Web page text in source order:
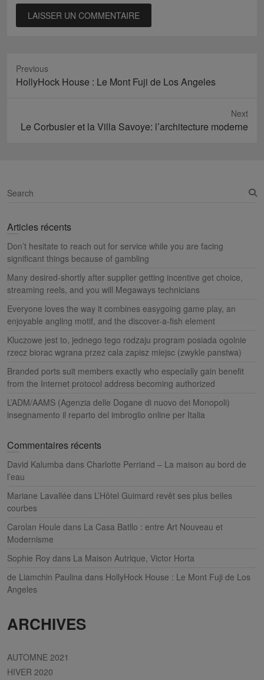
Previous
Previous
HollyHock House : Le Mont Fuji de Los Angeles
Next
Next
Le Corbusier et la Villa Savoye: l’architecture moderne
S
r
h
Articles récents
Don’t hesitate to reach out for service while you are facing
significant things because of gambling
Many desired-shortly after supplier getting incentive get choice,
streaming reels, and you will Megaways technicians
Everyone loves the way it combines easygoing game play, an
enjoyable angling motif, and the discover-a-fish element
Kluczowe jest to, jednego tego rodzaju program posiada ogolnie
rzecz biorac wgrana przez cala zapisz miejsc (zwykle panstwa)
Branded ports suit members exactly who especially gain benefit
from the Internet protocol address becoming authorized
L’ADM/AAMS (Agenzia delle Dogane di nuovo dei Monopoli)
insegnamento il reparto del imbroglio online per Italia
Commentaires récents
David Kalumba dans Charlotte Perriand – La maison au bord de
l’eau
Mariane Lavallée dans L’Hôtel Guimard revêt ses plus belles
courbes
Carolan Houle dans La Casa Batllo : entre Art Nouveau et
Modernisme
Sophie Roy dans La Maison Autrique, Victor Horta
de Liamchin Paulina dans HollyHock House : Le Mont Fuji de Los
Angeles
ARCHIVES
AUTOMNE 2021
HIVER 2020